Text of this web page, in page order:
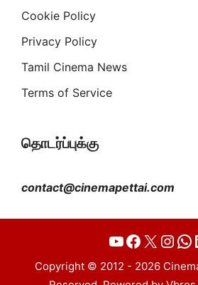
Cookie Policy
Privacy Policy
Tamil Cinema News
Terms of Service
தொடர்ப்புக்கு
contact@cinemapettai.com
YouTube
X
Copyright © 2012 - 2026